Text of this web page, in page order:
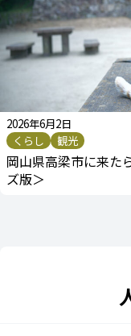
2026年6月2日
くらし
観光
岡山県高梁市に来た
ズ版＞